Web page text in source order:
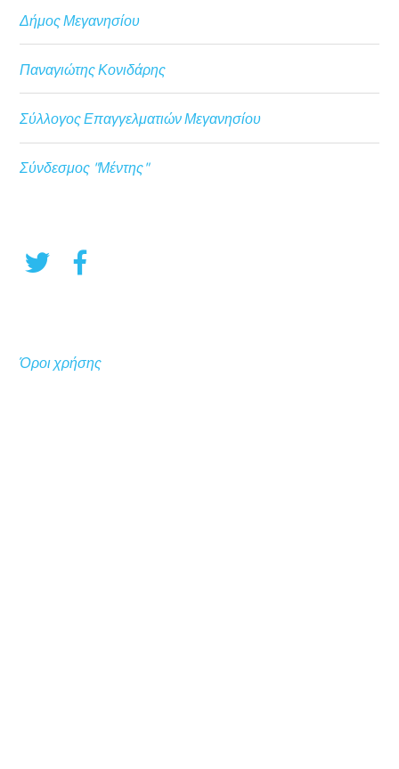
Δήμος Μεγανησίου
Παναγιώτης Κονιδάρης
Σύλλογος Επαγγελματιών Μεγανησίου
Σύνδεσμος "Μέντης"
Όροι χρήσης